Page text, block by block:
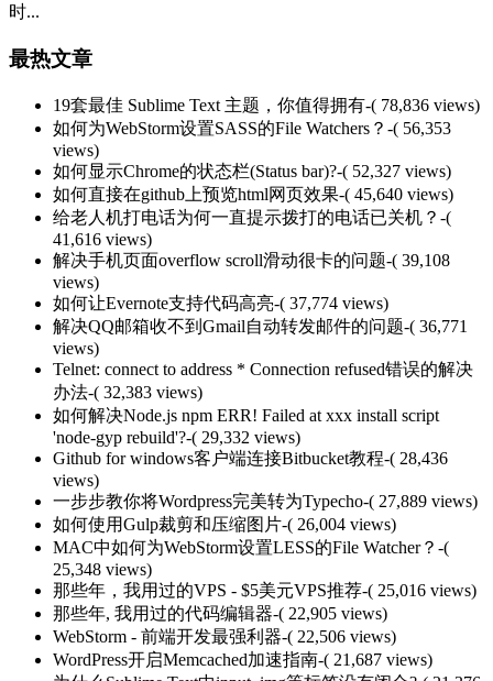
时...
最热文章
19套最佳 Sublime Text 主题，你值得拥有-( 78,836 views)
如何为WebStorm设置SASS的File Watchers？ -( 56,353
views)
如何显示Chrome的状态栏(Status bar)?-( 52,327 views)
如何直接在github上预览html网页效果-( 45,640 views)
给老人机打电话为何一直提示拨打的电话已关机？ -(
41,616 views)
解决手机页面overflow scroll滑动很卡的问题-( 39,108
views)
如何让Evernote支持代码高亮-( 37,774 views)
解决QQ邮箱收不到Gmail自动转发邮件的问题-( 36,771
views)
Telnet: connect to address * Connection refused错误的解决
办法-( 32,383 views)
如何解决Node.js npm ERR! Failed at xxx install script
'node-gyp rebuild'?-( 29,332 views)
Github for windows客户端连接Bitbucket教程-( 28,436
views)
一步步教你将Wordpress完美转为Typecho-( 27,889 views)
如何使用Gulp裁剪和压缩图片-( 26,004 views)
MAC中如何为WebStorm设置LESS的File Watcher？ -(
25,348 views)
那些年，我用过的VPS - $5美元VPS推荐-( 25,016 views)
那些年, 我用过的代码编辑器-( 22,905 views)
WebStorm - 前端开发最强利器-( 22,506 views)
WordPress开启Memcached加速指南-( 21,687 views)